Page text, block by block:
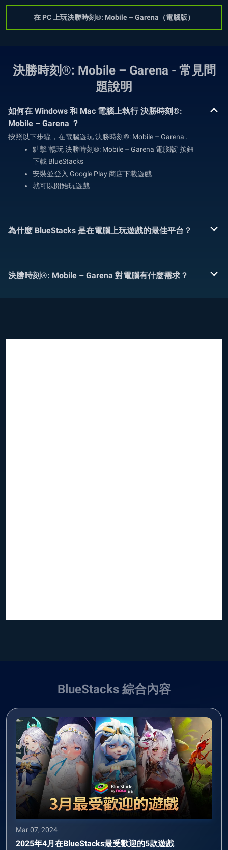
在 PC 上玩決勝時刻®: Mobile – Garena（電腦版）
決勝時刻®: Mobile – Garena - 常見問
題說明
如何在 Windows 和 Mac 電腦上執行 決勝時刻®:
Mobile – Garena ？
按照以下步驟，在電腦遊玩 決勝時刻®: Mobile – Garena .
點擊 '暢玩 決勝時刻®: Mobile – Garena 電腦版' 按鈕
下載 BlueStacks
安裝並登入 Google Play 商店下載遊戲
就可以開始玩遊戲
為什麼 BlueStacks 是在電腦上玩遊戲的最佳平台？
決勝時刻®: Mobile – Garena 對電腦有什麼需求？
BlueStacks 綜合內容
Mar 07, 2024
2025年4月在BlueStacks最受歡迎的5款遊戲